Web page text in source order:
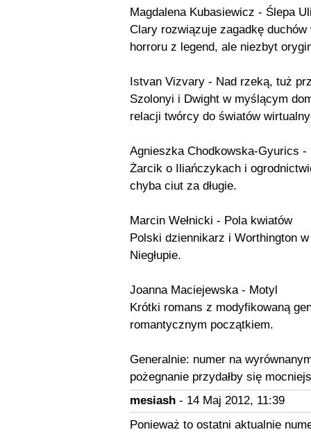
Magdalena Kubasiewicz - Ślepa
Clary rozwiązuje zagadkę
horroru z legend, ale niezbyt
Istvan Vizvary - Nad rzeką, tuż
Szolonyi i Dwight w myślącym
relacji twórcy do światów
Agnieszka Chodkowska-Gyurics -
Żarcik o Iliańczykach i
chyba ciut za długie.
Marcin Wełnicki - Pola kwiatów
Polski dziennikarz i Worthington
Niegłupie.
Joanna Maciejewska - Motyl
Krótki romans z modyfikowaną
romantycznym początkiem.
Generalnie: numer na
pożegnanie przydałby się
mesiash- 14 Maj 2012, 11:39
Ponieważ to ostatni aktualnie